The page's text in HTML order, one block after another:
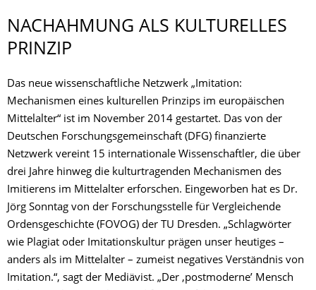
NACHAHMUNG ALS KULTURELLES
PRINZIP
Das neue wissenschaftliche Netzwerk „Imitation:
Mechanismen eines kulturellen Prinzips im europäischen
Mittelalter“ ist im November 2014 gestartet. Das von der
Deutschen Forschungsgemeinschaft (DFG) finanzierte
Netzwerk vereint 15 internationale Wissenschaftler, die über
drei Jahre hinweg die kulturtragenden Mechanismen des
Imitierens im Mittelalter erforschen. Eingeworben hat es Dr.
Jörg Sonntag von der Forschungsstelle für Vergleichende
Ordensgeschichte (FOVOG) der TU Dresden. „Schlagwörter
wie Plagiat oder Imitationskultur prägen unser heutiges –
anders als im Mittelalter – zumeist negatives Verständnis von
Imitation.“, sagt der Mediävist. „Der ‚postmoderne’ Mensch